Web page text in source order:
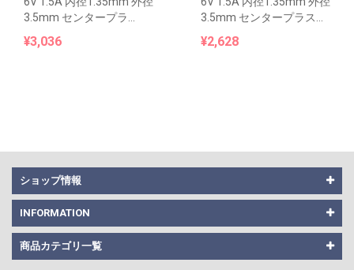
3.5mm センタープラ...
¥3,036
3.5mm センタープラス...
¥2,628
ショップ情報
INFORMATION
商品カテゴリ一覧